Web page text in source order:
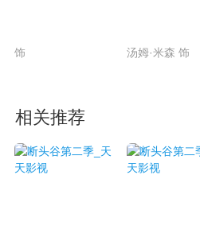
饰 汤姆·米森 饰
相关推荐